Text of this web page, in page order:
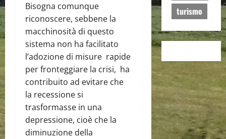
Bisogna comunque
riconoscere, sebbene la
macchinosità di questo
sistema non ha facilitato
l’adozione di misure rapide
per fronteggiare la crisi, ha
contribuito ad evitare che
la recessione si
trasformasse in una
depressione, cioè che la
diminuzione della
turismo